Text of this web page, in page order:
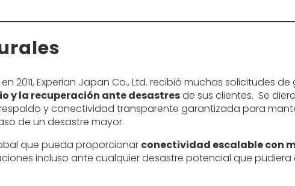
2011, Experian Japan Co., Ltd. recibió muchas solicitudes
y la recuperación ante desastresde sus clientes. Se
y conectividad transparente garantizada para
de un desastre mayor.
que pueda proporcionar conectividad escalable con
incluso ante cualquier desastre potencial que pudiera